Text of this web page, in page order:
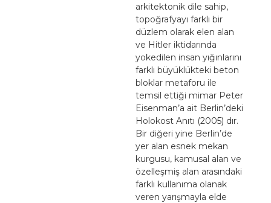
arkitektonik dile sahip,
topoğrafyayı farklı bir
düzlem olarak elen alan
ve Hitler iktidarında
yokedilen insan yığınlarını
farklı büyüklükteki beton
bloklar metaforu ile
temsil ettiği mimar Peter
Eisenman’a ait Berlin’deki
Holokost Anıtı (2005) dır.
Bir diğeri yine Berlin’de
yer alan esnek mekan
kurgusu, kamusal alan ve
özelleşmiş alan arasındaki
farklı kullanıma olanak
veren yarışmayla elde